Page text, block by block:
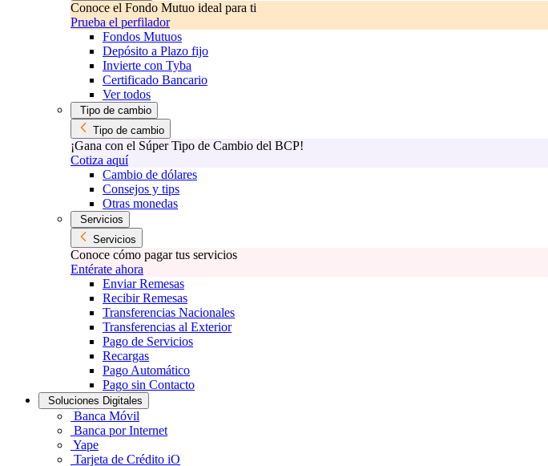
Conoce el Fondo Mutuo ideal para ti
Prueba el perfilador
Fondos Mutuos
Depósito a Plazo fijo
Invierte con Tyba
Certificado Bancario
Ver todos
Tipo de cambio
Tipo de cambio
¡Gana con el Súper Tipo de Cambio del BCP!
Cotiza aquí
Cambio de dólares
Consejos y tips
Otras monedas
Servicios
Servicios
Conoce cómo pagar tus servicios
Entérate ahora
Enviar Remesas
Recibir Remesas
Transferencias Nacionales
Transferencias al Exterior
Pago de Servicios
Recargas
Pago Automático
Pago sin Contacto
Soluciones Digitales
Banca Móvil
Banca por Internet
Yape
Tarjeta de Crédito iO